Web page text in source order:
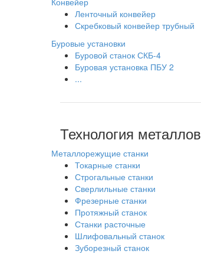
Ленточный конвейер
Скребковый конвейер трубный
Буровые установки
Буровой станок СКБ-4
Буровая установка ПБУ 2
...
Технология металлов
Металлорежущие станки
Токарные станки
Строгальные станки
Сверлильные станки
Фрезерные станки
Протяжный станок
Станки расточные
Шлифовальный станок
Зуборезный станок